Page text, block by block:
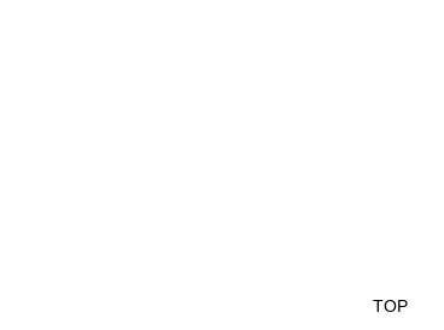
TOP